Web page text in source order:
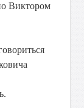
Виктором